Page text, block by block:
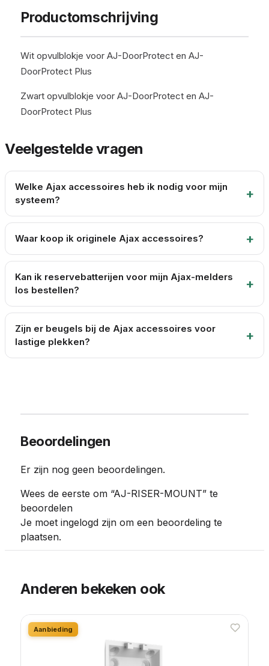
Productomschrijving
Wit opvulblokje voor AJ-DoorProtect en AJ-
DoorProtect Plus
Zwart opvulblokje voor AJ-DoorProtect en AJ-
DoorProtect Plus
Veelgestelde vragen
Welke Ajax accessoires heb ik nodig voor mijn
systeem?
Waar koop ik originele Ajax accessoires?
Kan ik reservebatterijen voor mijn Ajax-melders
los bestellen?
Zijn er beugels bij de Ajax accessoires voor
lastige plekken?
Beoordelingen
Er zijn nog geen beoordelingen.
Wees de eerste om “AJ-RISER-MOUNT” te
beoordelen
Je moet ingelogd zijn om een beoordeling te
plaatsen.
Anderen bekeken ook
Aanbieding